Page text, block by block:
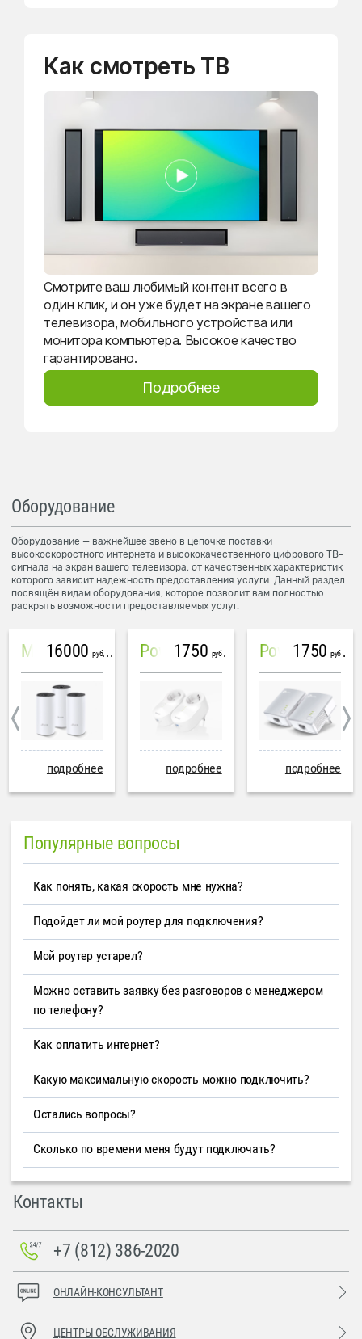
Как смотреть ТВ
Смотрите ваш любимый контент всего в
один клик, и он уже будет на экране вашего
телевизора, мобильного устройства или
монитора компьютера. Высокое качество
гарантировано.
Подробнее
Оборудование
Оборудование — важнейшее звено в цепочке поставки
высокоскоростного интернета и высококачественного цифрового ТВ-
сигнала на экран вашего телевизора, от качественных характеристик
которого зависит надежность предоставления услуги. Данный раздел
посвящён видам оборудования, которое позволит вам полностью
раскрыть возможности предоставляемых услуг.
Mesh система TP-Link Deco M4 (3 устройства)
16000 руб
подробнее
PowerLine Tenda PH6
1750 руб
подробнее
PowerLine TP-Link AV600
1750 руб
подробнее
Популярные вопросы
Как понять, какая скорость мне нужна?
Подойдет ли мой роутер для подключения?
Мой роутер устарел?
Можно оставить заявку без разговоров с менеджером
по телефону?
Как оплатить интернет?
Какую максимальную скорость можно подключить?
Остались вопросы?
Сколько по времени меня будут подключать?
Контакты
+7 (812) 386-2020
ОНЛАЙН-КОНСУЛЬТАНТ
ЦЕНТРЫ ОБСЛУЖИВАНИЯ